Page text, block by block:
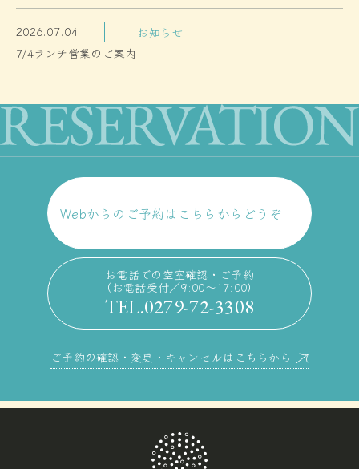
2026.07.04
お知らせ
7/4ランチ営業のご案内
Webからのご予約はこちらからどうぞ
お電話での空室確認・ご予約
（お電話受付／9:00〜17:00）
TEL.0279-72-3308
ご予約の確認・変更・キャンセルはこちらから